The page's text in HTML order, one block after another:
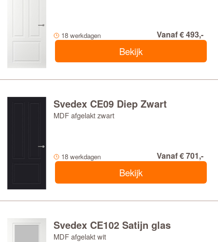
18 werkdagen Vanaf € 493,-
Bekijk
Svedex CE09 Diep Zwart
MDF afgelakt zwart
18 werkdagen Vanaf € 701,-
Bekijk
Svedex CE102 Satijn glas
MDF afgelakt wit